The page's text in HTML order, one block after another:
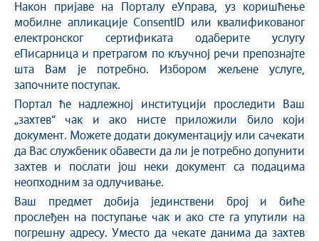
Након пријаве на Порталу еУправа, уз коришћење
мобилне апликације ConsentID или квалификованог
електронског сертификата одаберите услугу
еПисарница и претрагом по кључној речи препознајте
шта Вам је потребно. Избором жељене услуге,
започните поступак.
Портал ће надлежној институцији проследити Ваш
„захтев“ чак и ако нисте приложили било који
документ. Можете додати документацију или сачекати
да Вас службеник обавести да ли је потребно допунити
захтев и послати још неки документ са подацима
неопходним за одлучивање.
Ваш предмет добија јединствени број и биће
прослеђен на поступање чак и ако сте га упутили на
погрешну адресу. Уместо да чекате данима да захтев